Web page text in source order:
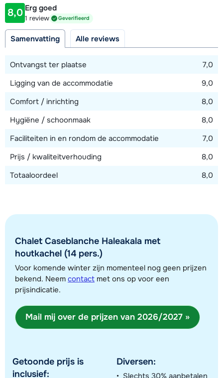
foto's).
Twee parkeerplaatsen in de parkeergarage.
Afstand tot piste
25 - 50 meter
Toon alle accommodaties in dit gebied
Deze kaart geeft een indicatie van de ligging van onze accommodaties. De
8,0 Erg goed
1 review Geverifieerd
Samenvatting Alle reviews
Ontvangst ter plaatse
7,0
Ligging van de accommodatie
9,0
Comfort / inrichting
8,0
Hygiëne / schoonmaak
8,0
Faciliteiten in en rondom de accommodatie
7,0
Prijs / kwaliteitverhouding
8,0
Totaaloordeel
8,0
Chalet Caseblanche Haleakala met
houtkachel (14 pers.)
Voor komende winter zijn momenteel nog geen prijzen
bekend. Neem contact met ons op voor een
prijsindicatie.
Mail mij over de prijzen van 2026/2027 »
Getoonde prijs is
inclusief:
Diversen:
Slechts 30% aanbetalen